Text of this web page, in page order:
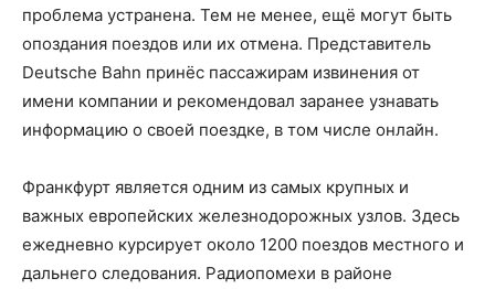
проблема устранена. Тем не менее, ещё могут быть
опоздания поездов или их отмена. Представитель
Deutsche Bahn принёс пассажирам извинения от
имени компании и рекомендовал заранее узнавать
информацию о своей поездке, в том числе онлайн.
Франкфурт является одним из самых крупных и
важных европейских железнодорожных узлов. Здесь
ежедневно курсирует около 1200 поездов местного и
дальнего следования. Радиопомехи в районе